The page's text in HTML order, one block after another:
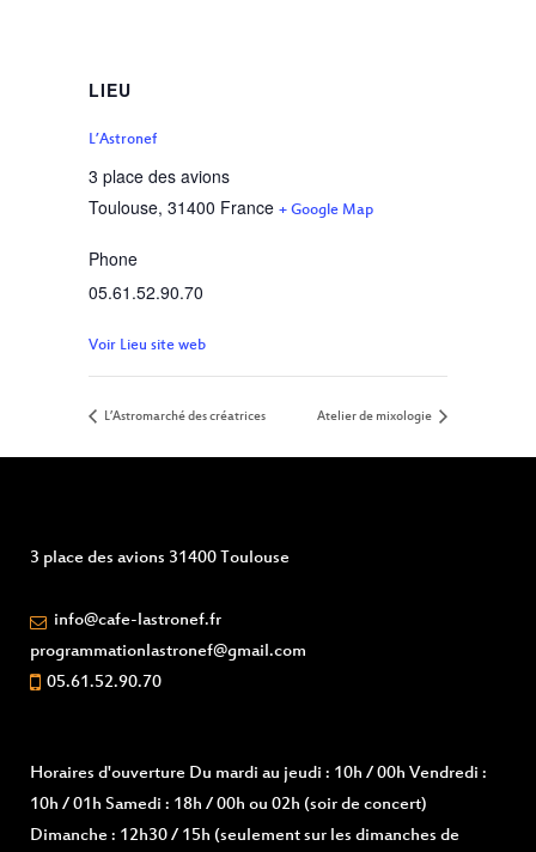
LIEU
L’Astronef
3 place des avions
Toulouse, 31400 France + Google Map
Phone
05.61.52.90.70
Voir Lieu site web
L’Astromarché des créatrices Atelier de mixologie
3 place des avions 31400 Toulouse
info@cafe-lastronef.fr
programmationlastronef@gmail.com
05.61.52.90.70
Horaires d'ouverture Du mardi au jeudi : 10h / 00h Vendredi :
10h / 01h Samedi : 18h / 00h ou 02h (soir de concert)
Dimanche : 12h30 / 15h (seulement sur les dimanches de